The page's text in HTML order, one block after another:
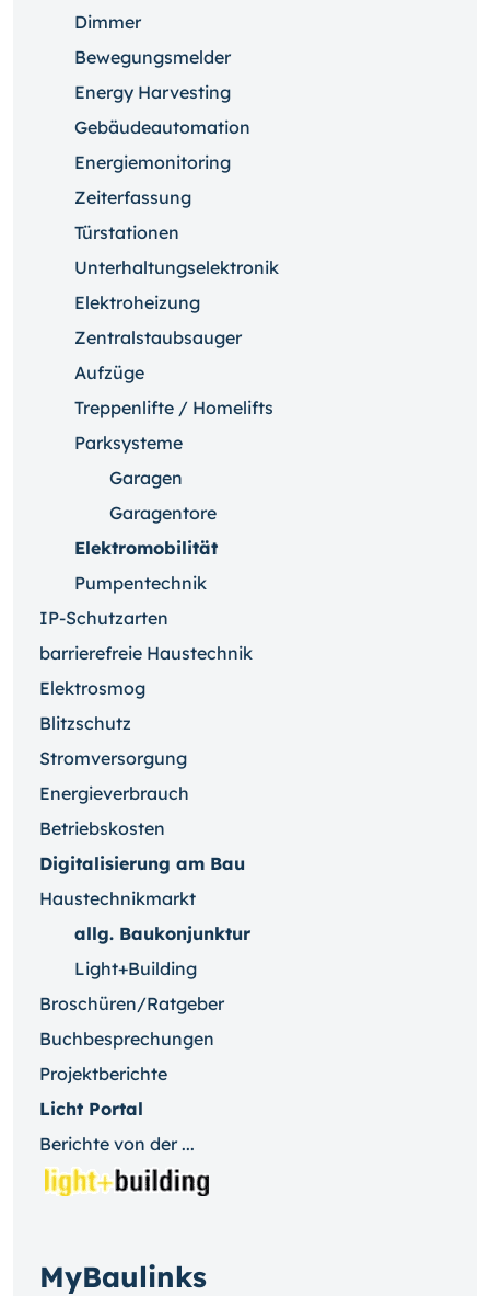
Dimmer
Bewegungsmelder
Energy Harvesting
Gebäudeautomation
Energiemonitoring
Zeiterfassung
Türstationen
Unterhaltungselektronik
Elektroheizung
Zentralstaubsauger
Aufzüge
Treppenlifte / Homelifts
Parksysteme
Garagen
Garagentore
Elektromobilität
Pumpentechnik
IP-Schutzarten
barrierefreie Haustechnik
Elektrosmog
Blitzschutz
Stromversorgung
Energieverbrauch
Betriebskosten
Digitalisierung am Bau
Haustechnikmarkt
allg. Baukonjunktur
Light+Building
Broschüren/Ratgeber
Buchbesprechungen
Projektberichte
Licht Portal
Berichte von der ...
MyBaulinks